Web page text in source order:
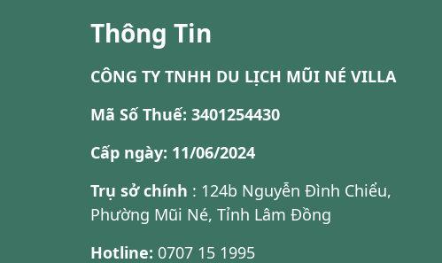
Thông Tin
CÔNG TY TNHH DU LỊCH MŨI NÉ VILLA
Mã Số Thuế: 3401254430
Cấp ngày: 11/06/2024
Trụ sở chính : 124b Nguyễn Đình Chiểu,
Phường Mũi Né, Tỉnh Lâm Đồng
Hotline: 0707 15 1995